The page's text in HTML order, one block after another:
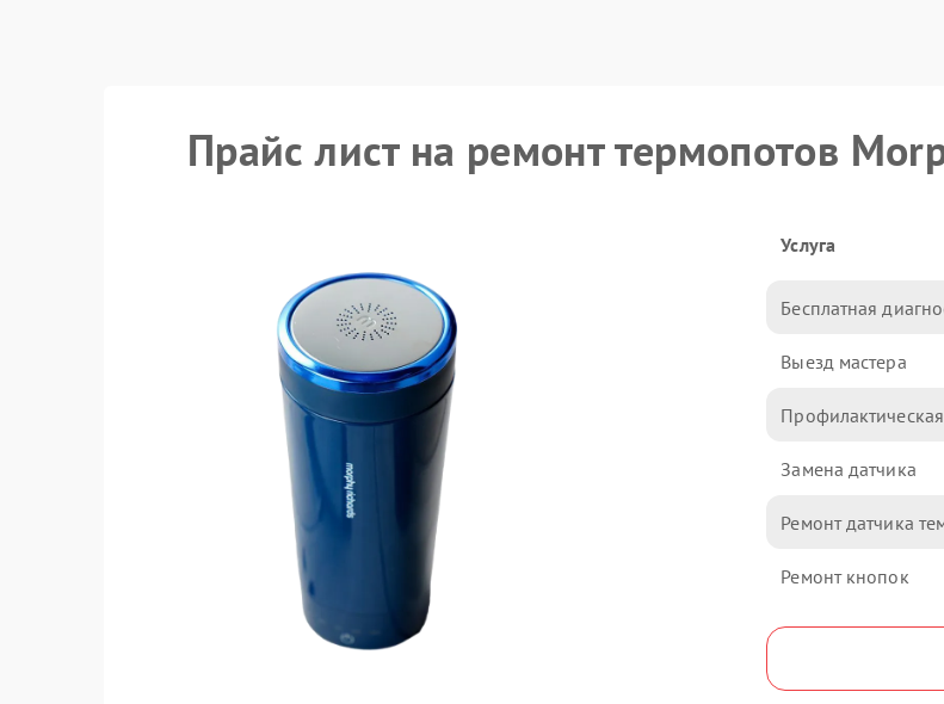
Прайс лист на ремонт термопотов
Услуга
Бесплатная
Выезд мастера
Замена датчика
Ремонт датчика
Ремонт кнопок